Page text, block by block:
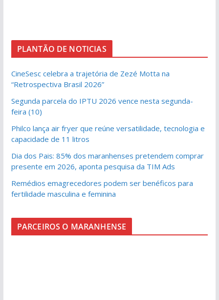
PLANTÃO DE NOTICIAS
CineSesc celebra a trajetória de Zezé Motta na
“Retrospectiva Brasil 2026”
Segunda parcela do IPTU 2026 vence nesta segunda-
feira (10)
Philco lança air fryer que reúne versatilidade, tecnologia e
capacidade de 11 litros
Dia dos Pais: 85% dos maranhenses pretendem comprar
presente em 2026, aponta pesquisa da TIM Ads
Remédios emagrecedores podem ser benéficos para
fertilidade masculina e feminina
PARCEIROS O MARANHENSE